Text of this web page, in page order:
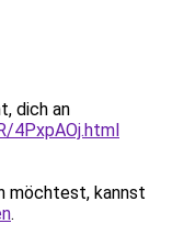
dich an
4PxpAOj.html
möchtest, kannst
.